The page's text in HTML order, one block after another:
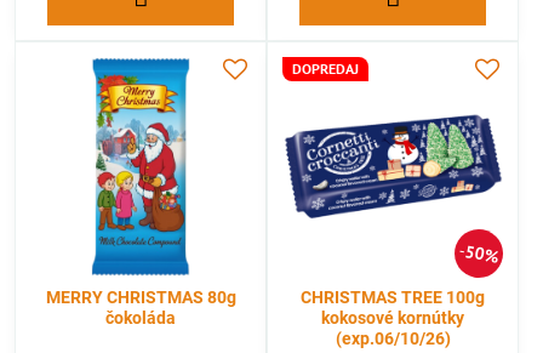
MERRY CHRISTMAS 80g
čokoláda
50%
DOPREDAJ
CHRISTMAS TREE 100g
kokosové kornútky
(exp.06/10/26)